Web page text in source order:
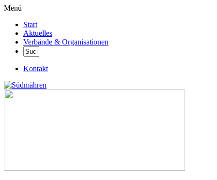
Menü
Start
Aktuelles
Verbände & Organisationen
Kontakt